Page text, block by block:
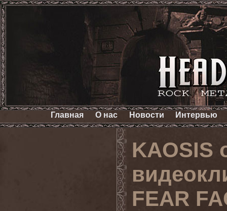
Главная О нас Новости Интервью
KAOSIS
FEAR